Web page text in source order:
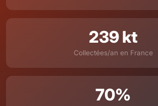
239 kt
Collectées/an en France
70%